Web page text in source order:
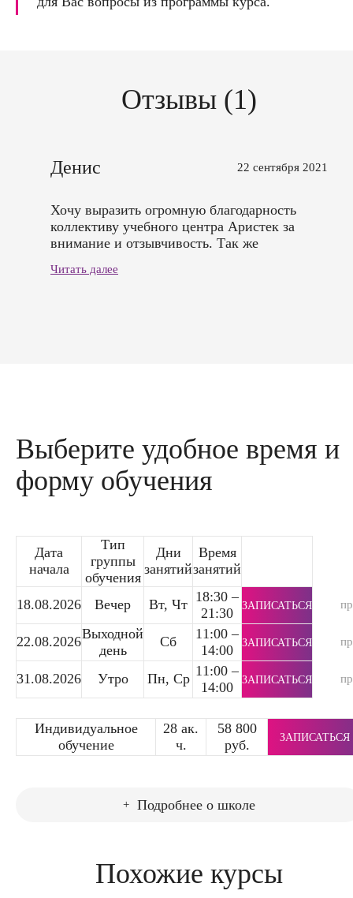
Отзывы (1)
Денис 22 сентября 2021
Хочу выразить огромную благодарность
коллективу учебного центра Аристек за
внимание и отзывчивость. Так же
Анатольевне за весь материал,
Читать далее
Выберите удобное время и
форму обучения
Дата
начала
Тип
группы
обучения
Дни
занятий
Время
занятий
18.08.2026 Вечер Вт, Чт 18:30 –
21:30
ЗАПИСАТЬСЯ
22.08.2026Выходной
день
Сб
11:00 –
14:00
ЗАПИСАТЬСЯ
31.08.2026 Утро Пн, Ср 11:00 –
14:00
ЗАПИСАТЬСЯ
Индивидуальное
обучение
28 ак.
ч.
58 800
руб.
ЗАПИСАТЬСЯ
Подробнее о школе
Похожие курсы